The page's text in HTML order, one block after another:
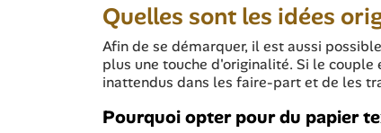
Quelles sont les idées
Afin de se démarquer, il est aussi
plus une touche d'originalité. Si le
inattendus dans les faire-part et de les
Pourquoi opter pour du papier